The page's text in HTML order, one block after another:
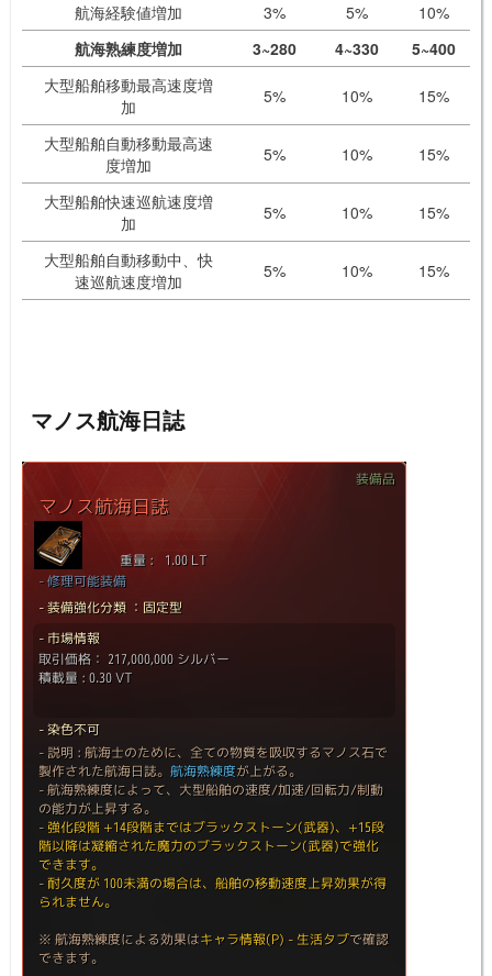
航海経験値増加
3% 5%
10%
航海熟練度増加
3~280 4~330
5~400
大型船舶移動最高速度増
加
5% 10% 15%
大型船舶自動移動最高速
度増加
5% 10% 15%
大型船舶快速巡航速度増
加
5% 10% 15%
大型船舶自動移動中、快
速巡航速度増加
5% 10% 15%
マノス航海日誌